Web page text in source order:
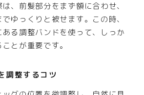
、前髪部分をまず額に合わせ、
ゆっくりと被せます。この時、
る調整バンドを使って、しっか
とが重要です。
調整するコツ